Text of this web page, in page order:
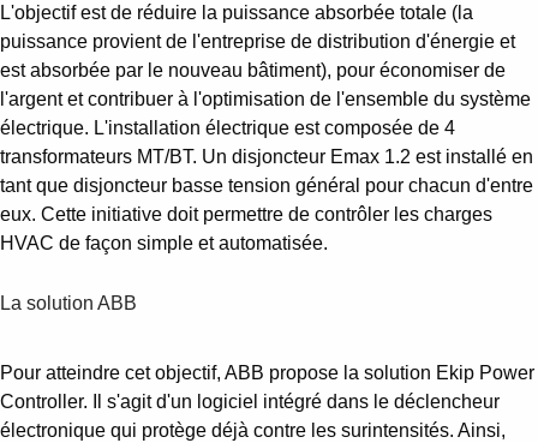
L'objectif est de réduire la puissance absorbée totale (la
puissance provient de l'entreprise de distribution d'énergie et
est absorbée par le nouveau bâtiment), pour économiser de
l'argent et contribuer à l'optimisation de l'ensemble du système
électrique. L'installation électrique est composée de 4
transformateurs MT/BT. Un disjoncteur Emax 1.2 est installé en
tant que disjoncteur basse tension général pour chacun d'entre
eux. Cette initiative doit permettre de contrôler les charges
HVAC de façon simple et automatisée.
La solution ABB
Pour atteindre cet objectif, ABB propose la solution Ekip Power
Controller. Il s'agit d'un logiciel intégré dans le déclencheur
électronique qui protège déjà contre les surintensités. Ainsi,